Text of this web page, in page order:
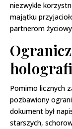
niezwykle
majątku
partnerom
Pomimo licznych
pozbawiony
dokument był
starszych,